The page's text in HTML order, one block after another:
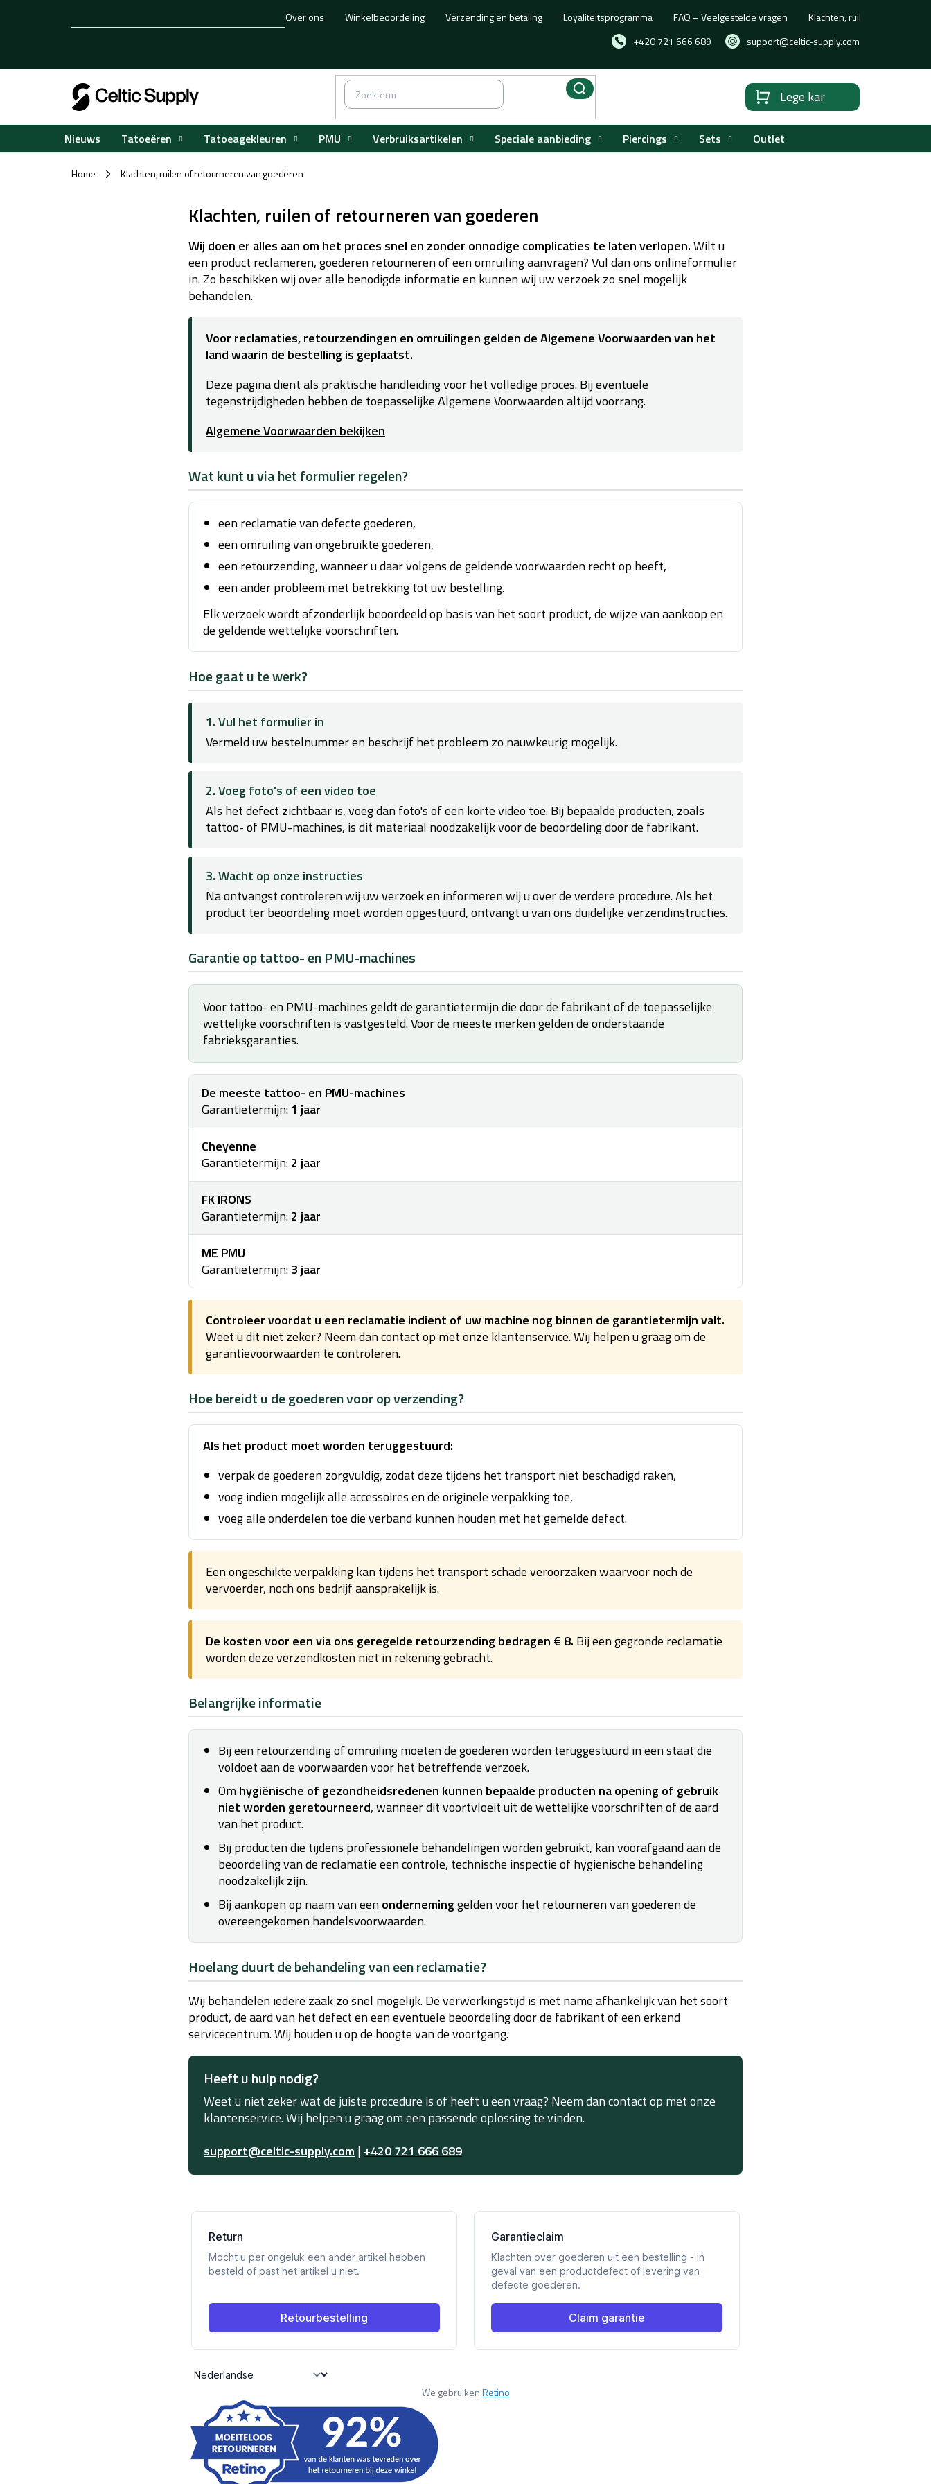
+420 721 666 689 support@celtic-supply.com
Over ons Winkelbeoordeling Verzending en betaling Loyaliteitsprogramma FAQ – Veelgestelde vragen Klachten, ruilen of
Winkelwagen
Lege kar
Nieuws Tatoeëren Tatoeagekleuren PMU Verbruiksartikelen Speciale aanbieding Piercings Sets Outlet
Home / Klachten, ruilen of retourneren van goederen
Klachten, ruilen of retourneren van goederen
Wij doen er alles aan om het proces snel en zonder onnodige complicaties te laten verlopen.Wilt u
een product reclameren, goederen retourneren of een omruiling aanvragen? Vul dan ons onlineformulier
in. Zo beschikken wij over alle benodigde informatie en kunnen wij uw verzoek zo snel mogelijk
behandelen.
Voor reclamaties, retourzendingen en omruilingen gelden de Algemene Voorwaarden van het
land waarin de bestelling is geplaatst.
Deze pagina dient als praktische handleiding voor het volledige proces. Bij eventuele
tegenstrijdigheden hebben de toepasselijke Algemene Voorwaarden altijd voorrang.
Algemene Voorwaarden bekijken
Wat kunt u via het formulier regelen?
een reclamatie van defecte goederen,
een omruiling van ongebruikte goederen,
een retourzending, wanneer u daar volgens de geldende voorwaarden recht op heeft,
een ander probleem met betrekking tot uw bestelling.
Elk verzoek wordt afzonderlijk beoordeeld op basis van het soort product, de wijze van aankoop en
de geldende wettelijke voorschriften.
Hoe gaat u te werk?
1. Vul het formulier in
Vermeld uw bestelnummer en beschrijf het probleem zo nauwkeurig mogelijk.
2. Voeg foto's of een video toe
Als het defect zichtbaar is, voeg dan foto's of een korte video toe. Bij bepaalde producten, zoals
tattoo- of PMU-machines, is dit materiaal noodzakelijk voor de beoordeling door de fabrikant.
3. Wacht op onze instructies
Na ontvangst controleren wij uw verzoek en informeren wij u over de verdere procedure. Als het
product ter beoordeling moet worden opgestuurd, ontvangt u van ons duidelijke verzendinstructies.
Garantie op tattoo- en PMU-machines
Voor tattoo- en PMU-machines geldt de garantietermijn die door de fabrikant of de toepasselijke
wettelijke voorschriften is vastgesteld. Voor de meeste merken gelden de onderstaande
fabrieksgaranties.
De meeste tattoo- en PMU-machines
Garantietermijn:1 jaar
Cheyenne
Garantietermijn:2 jaar
FK IRONS
Garantietermijn:2 jaar
ME PMU
Garantietermijn:3 jaar
Controleer voordat u een reclamatie indient of uw machine nog binnen de garantietermijn valt.
Weet u dit niet zeker? Neem dan contact op met onze klantenservice. Wij helpen u graag om de
garantievoorwaarden te controleren.
Hoe bereidt u de goederen voor op verzending?
Als het product moet worden teruggestuurd:
verpak de goederen zorgvuldig, zodat deze tijdens het transport niet beschadigd raken,
voeg indien mogelijk alle accessoires en de originele verpakking toe,
voeg alle onderdelen toe die verband kunnen houden met het gemelde defect.
Een ongeschikte verpakking kan tijdens het transport schade veroorzaken waarvoor noch de
vervoerder, noch ons bedrijf aansprakelijk is.
De kosten voor een via ons geregelde retourzending bedragen € 8. Bij een gegronde reclamatie
worden deze verzendkosten niet in rekening gebracht.
Belangrijke informatie
Bij een retourzending of omruiling moeten de goederen worden teruggestuurd in een staat die
voldoet aan de voorwaarden voor het betreffende verzoek.
Om hygiënische of gezondheidsredenen kunnen bepaalde producten na opening of gebruik
niet worden geretourneerd, wanneer dit voortvloeit uit de wettelijke voorschriften of de aard
van het product.
Bij producten die tijdens professionele behandelingen worden gebruikt, kan voorafgaand aan de
beoordeling van de reclamatie een controle, technische inspectie of hygiënische behandeling
noodzakelijk zijn.
Bij aankopen op naam van een onderneminggelden voor het retourneren van goederen de
overeengekomen handelsvoorwaarden.
Hoelang duurt de behandeling van een reclamatie?
Wij behandelen iedere zaak zo snel mogelijk. De verwerkingstijd is met name afhankelijk van het soort
product, de aard van het defect en een eventuele beoordeling door de fabrikant of een erkend
servicecentrum. Wij houden u op de hoogte van de voortgang.
Heeft u hulp nodig?
Weet u niet zeker wat de juiste procedure is of heeft u een vraag? Neem dan contact op met onze
klantenservice. Wij helpen u graag om een passende oplossing te vinden.
support@celtic-supply.com | +420 721 666 689
We gebruikenRetino